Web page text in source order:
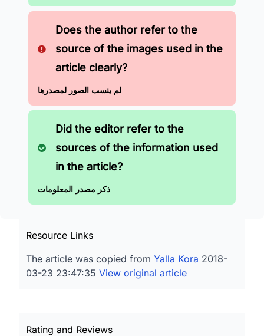
Does the author refer to the
source of the images used in the
article clearly?
لم ينسب الصور لمصدرها
Did the editor refer to the
sources of the information used
in the article?
ذكر مصدر المعلومات
Resource Links
The article was copied from Yalla Kora 2018-
03-23 23:47:35 View original article
Rating and Reviews